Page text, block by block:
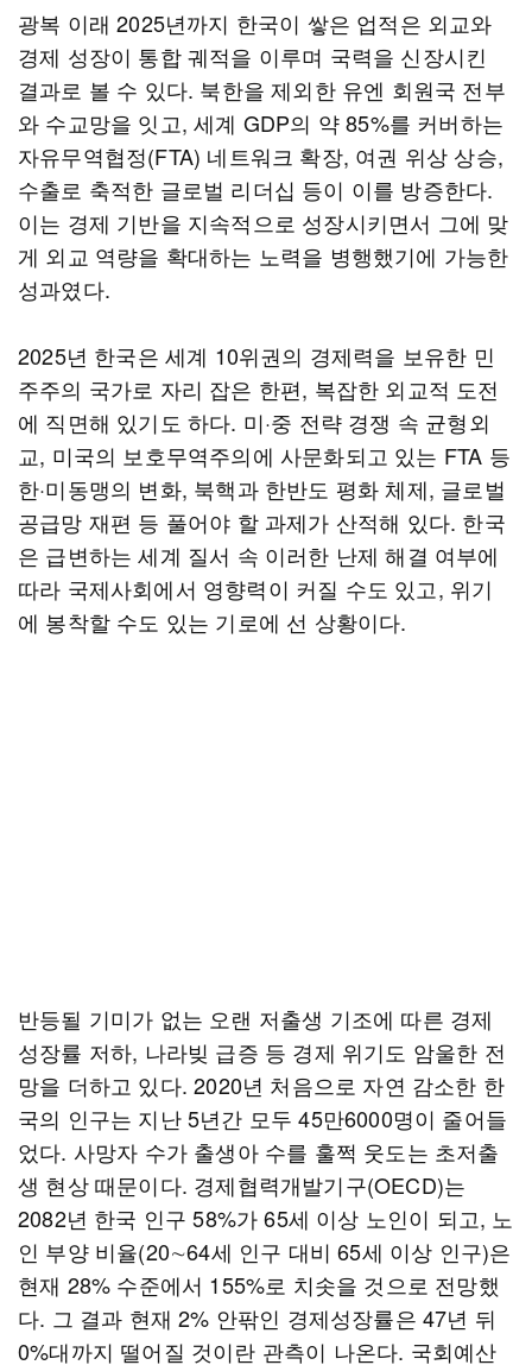
광복 이래 2025년까지 한국이 쌓은 업적은 외교와
경제 성장이 통합 궤적을 이루며 국력을 신장시킨
결과로 볼 수 있다. 북한을 제외한 유엔 회원국 전부
와 수교망을 잇고, 세계 GDP의 약 85%를 커버하는
자유무역협정(FTA) 네트워크 확장, 여권 위상 상승,
수출로 축적한 글로벌 리더십 등이 이를 방증한다.
이는 경제 기반을 지속적으로 성장시키면서 그에 맞
게 외교 역량을 확대하는 노력을 병행했기에 가능한
성과였다.
2025년 한국은 세계 10위권의 경제력을 보유한 민
주주의 국가로 자리 잡은 한편, 복잡한 외교적 도전
에 직면해 있기도 하다. 미·중 전략 경쟁 속 균형외
교, 미국의 보호무역주의에 사문화되고 있는 FTA 등
한·미동맹의 변화, 북핵과 한반도 평화 체제, 글로벌
공급망 재편 등 풀어야 할 과제가 산적해 있다. 한국
은 급변하는 세계 질서 속 이러한 난제 해결 여부에
따라 국제사회에서 영향력이 커질 수도 있고, 위기
에 봉착할 수도 있는 기로에 선 상황이다.
반등될 기미가 없는 오랜 저출생 기조에 따른 경제
성장률 저하, 나라빚 급증 등 경제 위기도 암울한 전
망을 더하고 있다. 2020년 처음으로 자연 감소한 한
국의 인구는 지난 5년간 모두 45만6000명이 줄어들
었다. 사망자 수가 출생아 수를 훌쩍 웃도는 초저출
생 현상 때문이다. 경제협력개발기구(OECD)는
2082년 한국 인구 58%가 65세 이상 노인이 되고, 노
인 부양 비율(20∼64세 인구 대비 65세 이상 인구)은
현재 28% 수준에서 155%로 치솟을 것으로 전망했
다. 그 결과 현재 2% 안팎인 경제성장률은 47년 뒤
0%대까지 떨어질 것이란 관측이 나온다. 국회예산